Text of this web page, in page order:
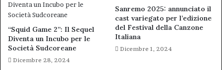
“Squid Game 2”: Il Sequel
Diventa un Incubo per le
Società Sudcoreane
Dicembre 28, 2024
Sanremo 2025: annunciato il
cast variegato per l’edizione
del Festival della Canzone
Italiana
Dicembre 1, 2024